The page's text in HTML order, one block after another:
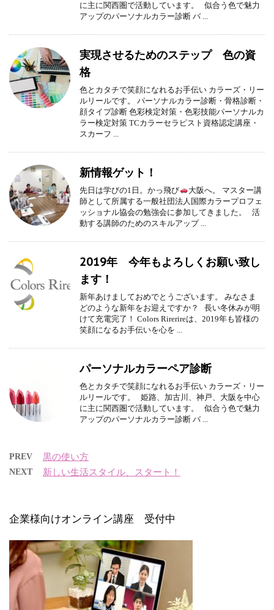
に主に関西圏で活動しています。 似合う色で魅力
アップのパーソナルカラー診断 バ ...
実現させるためのステップ 色の資
格
色とカタチで笑顔になれるお手伝い カラーズ・リー
ルリールです。 パーソナルカラー診断・骨格診断・
顔タイプ診断 色彩検定対策・色彩技能パーソナルカ
ラー検定対策 TCカラーセラピスト資格認定講座・
スカーフ ...
新情報ゲット！
先日は学びの1日。かっ飛び
大阪へ。 マスター講
師として所属する一般社団法人国際カラープロフェ
ッショナル協会の勉強会に参加してきました。 活
動する講師のためのスキルアップ ...
2019年 今年もよろしくお願い致し
ます！
新年あけましておめでとうございます。 みなさま
どのような新年をお迎えですか？ 長い冬休みが明
けて充電完了！ Colors Rirerireは、2019年も皆様の
笑顔になるお手伝いを心を ...
パーソナルカラーペア診断
色とカタチで笑顔になれるお手伝い カラーズ・リー
ルリールです。 姫路、加古川、神戸、大阪を中心
に主に関西圏で活動しています。 似合う色で魅力
アップのパーソナルカラー診断 バ ...
PREV 黒の使い方
NEXT 新しい生活スタイル、スタート！
企業様向けオンライン講座 受付中